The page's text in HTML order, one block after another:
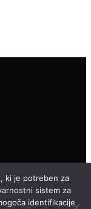
Na vrh
ki je potreben za
sistem za
identifikacije